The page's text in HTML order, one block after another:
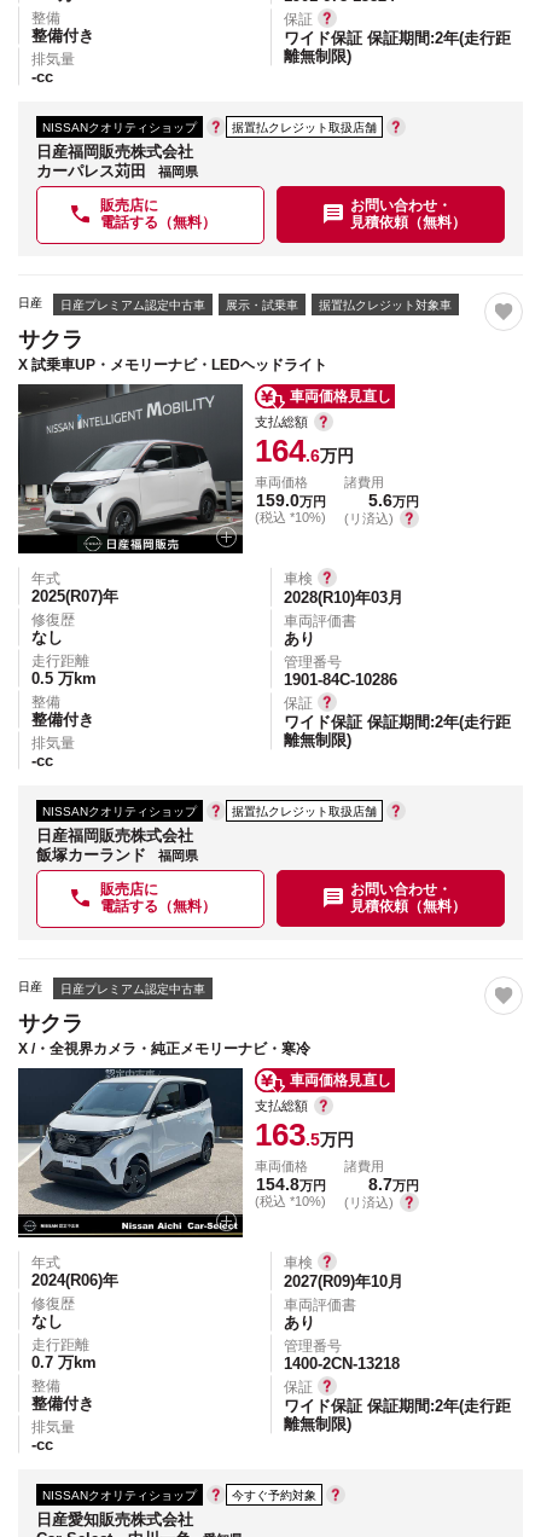
整備
整備付き
排気量
-cc
保証
ワイド保証 保証期間:2年(走行距
離無制限)
NISSANクオリティショップ 据置払クレジット取扱店舗
日産福岡販売株式会社
カーパレス苅田
福岡県
販売店に
電話する（無料）
お問い合わせ・
見積依頼（無料）
日産 日産プレミアム認定中古車 展示・試乗車 据置払クレジット対象車
サクラ
X 試乗車UP・メモリーナビ・LEDヘッドライト
車両価格見直し
支払総額
164.6万円
車両価格
159.0万円
(税込 *10%)
諸費用
5.6万円
(リ済込)
年式
2025(R07)年
修復歴
なし
走行距離
0.5 万km
整備
整備付き
排気量
-cc
車検
2028(R10)年03月
車両評価書
あり
管理番号
1901-84C-10286
保証
ワイド保証 保証期間:2年(走行距
離無制限)
NISSANクオリティショップ 据置払クレジット取扱店舗
日産福岡販売株式会社
飯塚カーランド
福岡県
販売店に
電話する（無料）
お問い合わせ・
見積依頼（無料）
日産 日産プレミアム認定中古車
サクラ
X /・全視界カメラ・純正メモリーナビ・寒冷
車両価格見直し
支払総額
163.5万円
車両価格
154.8万円
(税込 *10%)
諸費用
8.7万円
(リ済込)
年式
2024(R06)年
修復歴
なし
走行距離
0.7 万km
整備
整備付き
排気量
-cc
車検
2027(R09)年10月
車両評価書
あり
管理番号
1400-2CN-13218
保証
ワイド保証 保証期間:2年(走行距
離無制限)
NISSANクオリティショップ 今すぐ予約対象
日産愛知販売株式会社